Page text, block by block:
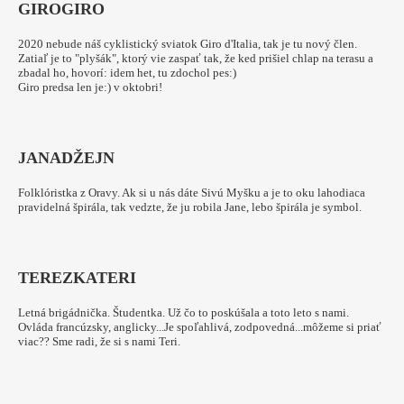
GIROGIRO
2020 nebude náš cyklistický sviatok Giro d'Italia, tak je tu nový člen.
Zatiaľ je to "plyšák", ktorý vie zaspať tak, že ked prišiel chlap na terasu a
zbadal ho, hovorí: idem het, tu zdochol pes:)
Giro predsa len je:) v oktobri!
JANADŽEJN
Folklóristka z Oravy. Ak si u nás dáte Sivú Myšku a je to oku lahodiaca
pravidelná špirála, tak vedzte, že ju robila Jane, lebo špirála je symbol.
TEREZKATERI
Letná brigádnička. Študentka. Už čo to poskúšala a toto leto s nami.
Ovláda francúzsky, anglicky...Je spoľahlivá, zodpovedná...môžeme si priať
viac?? Sme radi, že si s nami Teri.